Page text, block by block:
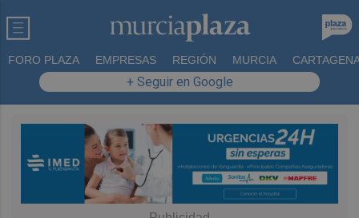
FORO PLAZA EMPRESAS REGIÓN MURCIA
+ Seguir en Google